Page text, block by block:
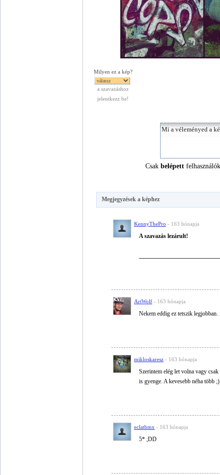
Milyen ez a kép?
a szavazáshoz
jelentkezz be!
Csakbelépett
Megjegyzések a képhez
KennyThePro - 163 hónapja
A szavazás lezárult!
ArtWolf - 163 hónapja
Nekem eddig ez tetszik legjobban.
mikloskaresz - 163 hónapja
Szerintem elég let volna vagy
is gyenge. A kevesebb néha több
eclatbmx - 163 hónapja
5* ;DD